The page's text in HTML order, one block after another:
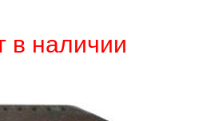
в наличии